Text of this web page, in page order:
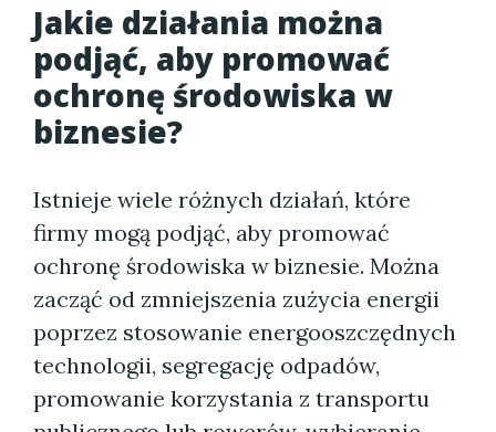
Jakie działania można
podjąć, aby promować
ochronę środowiska w
biznesie?
Istnieje wiele różnych działań, które
firmy mogą podjąć, aby promować
ochronę środowiska w biznesie. Można
zacząć od zmniejszenia zużycia energii
poprzez stosowanie energooszczędnych
technologii, segregację odpadów,
promowanie korzystania z transportu